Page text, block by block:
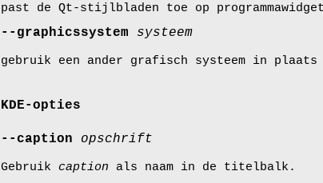
past de Qt-stijlbladen toe op
--graphicssystem systeem
gebruik een ander grafisch systeem in
KDE-opties
--caption opschrift
Gebruik caption als naam in de titelbalk.